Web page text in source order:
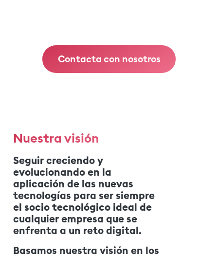
Contacta con nosotros
Nuestra visión
Seguir creciendo y
evolucionando en la
aplicación de las nuevas
tecnologías para ser siempre
el socio tecnológico ideal de
cualquier empresa que se
enfrenta a un reto digital.
Basamos nuestra visión en los